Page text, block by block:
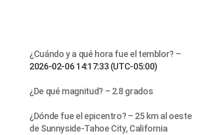
¿Cuándo y a qué hora fue el temblor? –
2026-02-06 14:17:33 (UTC-05:00)
¿De qué magnitud? – 2.8 grados
¿Dónde fue el epicentro? – 25 km al oeste
de Sunnyside-Tahoe City, California